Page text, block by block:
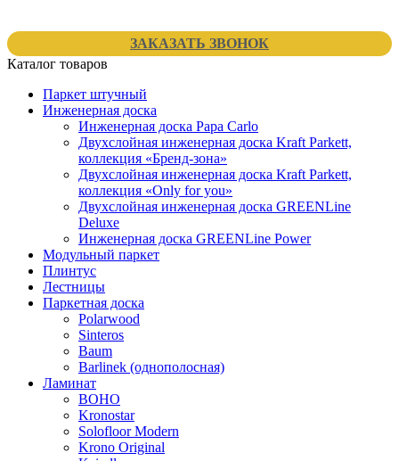
ЗАКАЗАТЬ ЗВОНОК
Каталог товаров
Паркет штучный
Инженерная доска
Инженерная доска Papa Carlo
Двухслойная инженерная доска Kraft Parkett,
коллекция «Бренд-зона»
Двухслойная инженерная доска Kraft Parkett,
коллекция «Only for you»
Двухслойная инженерная доска GREENLine
Deluxe
Инженерная доска GREENLine Power
Модульный паркет
Плинтус
Лестницы
Паркетная доска
Polarwood
Sinteros
Baum
Barlinek (однополосная)
Ламинат
BOHO
Kronostar
Solofloor Modern
Krono Original